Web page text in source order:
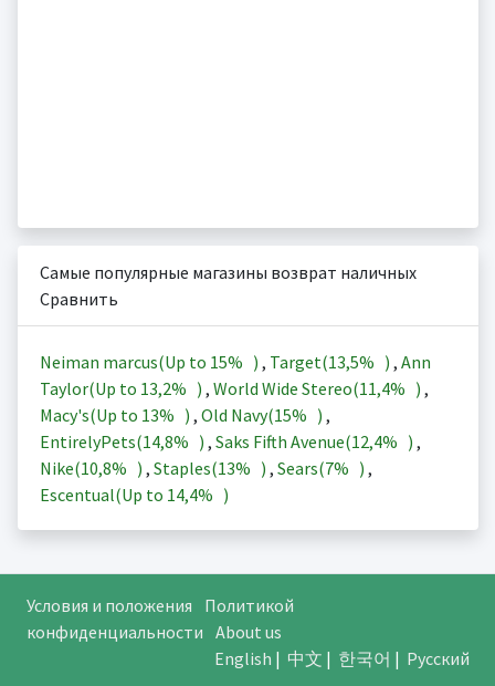
Самые популярные магазины возврат наличных
Сравнить
Neiman marcus(Up to 15% ) , Target(13,5% ) , Ann
Taylor(Up to 13,2% ) , World Wide Stereo(11,4% ) ,
Macy's(Up to 13% ) , Old Navy(15% ) ,
EntirelyPets(14,8% ) , Saks Fifth Avenue(12,4% ) ,
Nike(10,8% ) , Staples(13% ) , Sears(7% ) ,
Escentual(Up to 14,4% )
Условия и положения
Политикой
конфиденциальности About us
English | 中文 | 한국어 | Русский